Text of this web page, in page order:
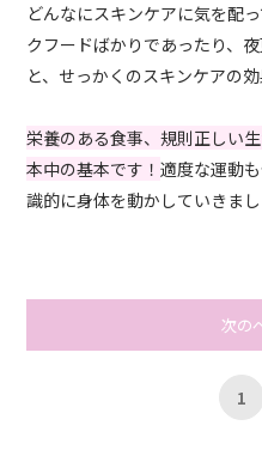
どんなにスキンケアに気を配
クフードばかりであったり、
と、せっかくのスキンケアの
栄養のある食事、規則正しい
本中の基本です！適度な運動
識的に身体を動かしていきまし
次の
1